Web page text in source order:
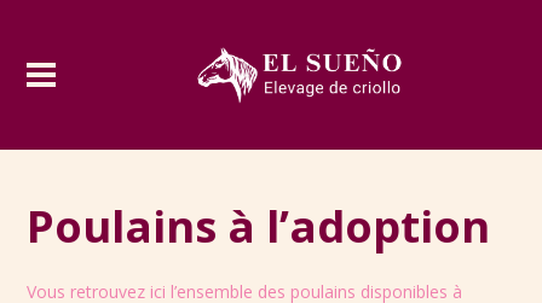
Poulains à l’adoption
Vous retrouvez ici l’ensemble des poulains disponibles à